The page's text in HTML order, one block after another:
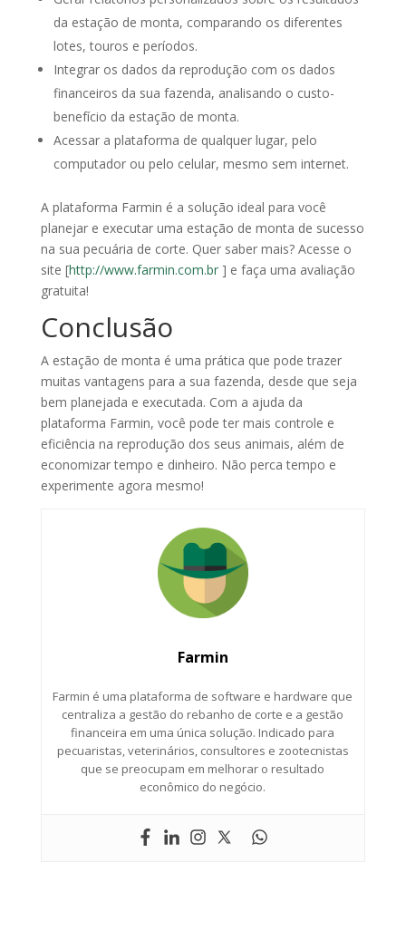
da estação de monta, comparando os diferentes
lotes, touros e períodos.
Integrar os dados da reprodução com os dados
financeiros da sua fazenda, analisando o custo-
benefício da estação de monta.
Acessar a plataforma de qualquer lugar, pelo
computador ou pelo celular, mesmo sem internet.
A plataforma Farmin é a solução ideal para você
planejar e executar uma estação de monta de sucesso
na sua pecuária de corte. Quer saber mais? Acesse o
site [http://www.farmin.com.br] e faça uma avaliação
gratuita!
Conclusão
A estação de monta é uma prática que pode trazer
muitas vantagens para a sua fazenda, desde que seja
bem planejada e executada. Com a ajuda da
plataforma Farmin, você pode ter mais controle e
eficiência na reprodução dos seus animais, além de
economizar tempo e dinheiro. Não perca tempo e
experimente agora mesmo!
Farmin
Farmin é uma plataforma de software e hardware que
centraliza a gestão do rebanho de corte e a gestão
financeira em uma única solução. Indicado para
pecuaristas, veterinários, consultores e zootecnistas
que se preocupam em melhorar o resultado
econômico do negócio.